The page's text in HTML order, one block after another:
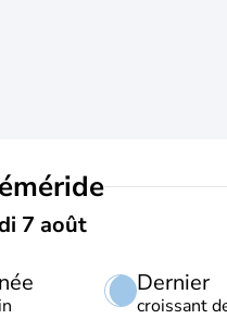
7 août
Dernier
croissant